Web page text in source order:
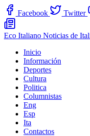
Facebook Twitter
Eco Italiano Noticias de
Inicio
Información
Deportes
Cultura
Politica
Columnistas
Eng
Esp
Ita
Contactos